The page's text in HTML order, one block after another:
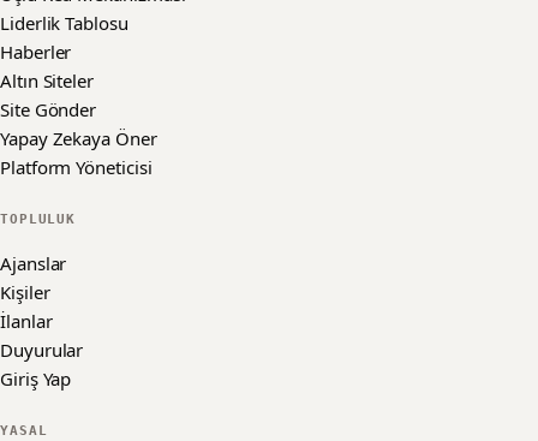
Liderlik Tablosu
Haberler
Altın Siteler
Site Gönder
Yapay Zekaya Öner
Platform Yöneticisi
TOPLULUK
Ajanslar
Kişiler
İlanlar
Duyurular
Giriş Yap
YASAL